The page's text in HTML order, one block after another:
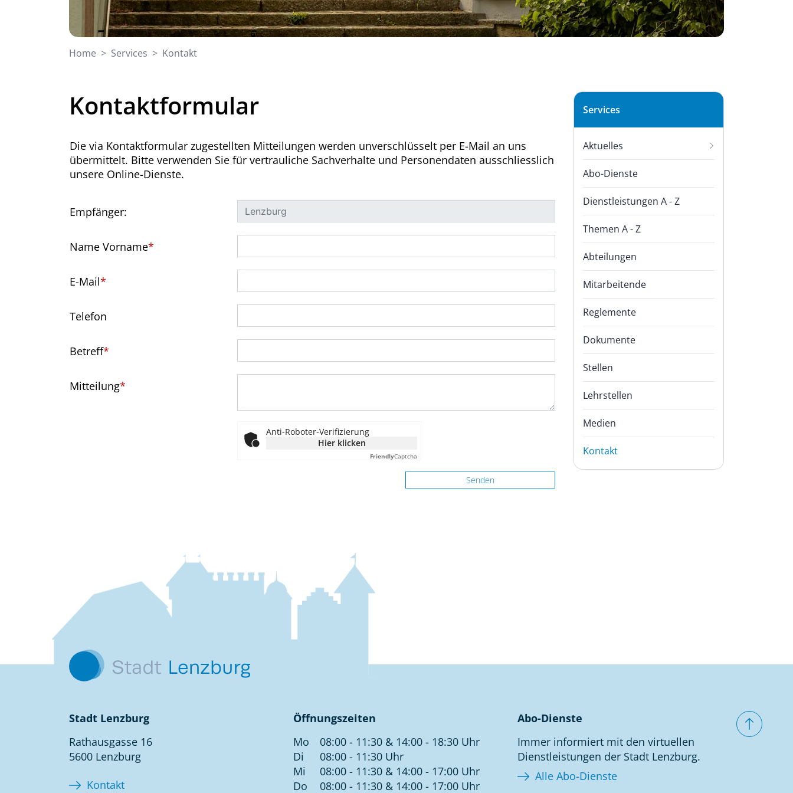
Home Services Kontakt(ausgewählt)
Subnavigation
Services
Aktuelles
Abo-Dienste
Dienstleistungen A - Z
Themen A - Z
Abteilungen
Mitarbeitende
Reglemente
Dokumente
Stellen
Lehrstellen
Medien
Kontakt
(
Kontaktformular
Die via Kontaktformular zugestellten Mitteilungen werden unverschlüsselt per E-Mail an uns
übermittelt. Bitte verwenden Sie für vertrauliche Sachverhalte und Personendaten ausschliesslich
unsere Online-Dienste.
Empfänger:
Name Vorname*
E-Mail*
Telefon
Betreff*
Mitteilung*
Anti-Roboter-Verifizierung
Hier klicken
FriendlyCaptcha
Senden
Kontakt
Stadt Lenzburg
Rathausgasse 16
5600 Lenzburg
Kontakt
Öffnungszeiten
Mo
08:00 - 11:30 & 14:00 - 18:30 Uhr
Di
08:00 - 11:30 Uhr
Mi
08:00 - 11:30 & 14:00 - 17:00 Uhr
Do
08:00 - 11:30 & 14:00 - 17:00 Uhr
Abo-Dienste
Immer informiert mit den virtuellen
Dienstleistungen der Stadt Lenzburg.
Alle Abo-Dienste